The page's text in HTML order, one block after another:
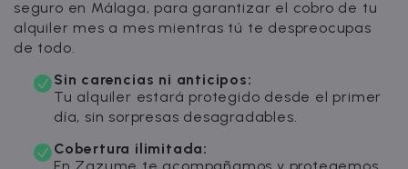
seguro en Málaga, para garantizar el cobro de tu
alquiler mes a mes mientras tú te despreocupas
de todo.
Sin carencias ni anticipos:
Tu alquiler estará protegido desde el primer
día, sin sorpresas desagradables.
Cobertura ilimitada: